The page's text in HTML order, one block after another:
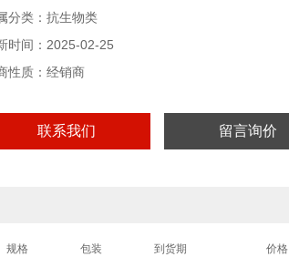
分类：抗生物类
时间：2025-02-25
性质：经销商
联系我们 留言询价
规格 包装 到货期 价格